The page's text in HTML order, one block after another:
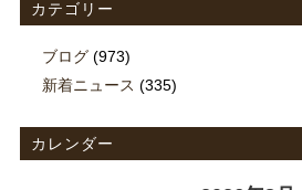
カテゴリー
ブログ(973)
新着ニュース (335)
カレンダー